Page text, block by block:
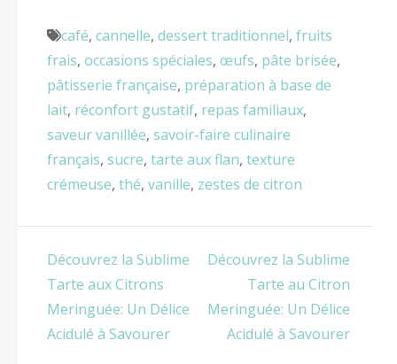
café, cannelle, dessert traditionnel, fruits
frais, occasions spéciales, œufs, pâte brisée,
pâtisserie française, préparation à base de
lait, réconfort gustatif, repas familiaux,
saveur vanillée, savoir-faire culinaire
français, sucre, tarte aux flan, texture
crémeuse, thé, vanille, zestes de citron
Navigation
de
l’article
Découvrez la Sublime
Tarte aux Citrons
Meringuée: Un Délice
Acidulé à Savourer
Découvrez la Sublime
Tarte au Citron
Meringuée: Un Délice
Acidulé à Savourer